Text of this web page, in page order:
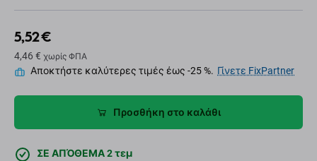
5,52 €
4,46 € χωρίς ΦΠΑ
Αποκτήστε καλύτερες τιμές έως -25 %. Γίνετε FixPartner
Προσθήκη στο καλάθι
ΣΕ ΑΠΌΘΕΜΑ 2 τεμ